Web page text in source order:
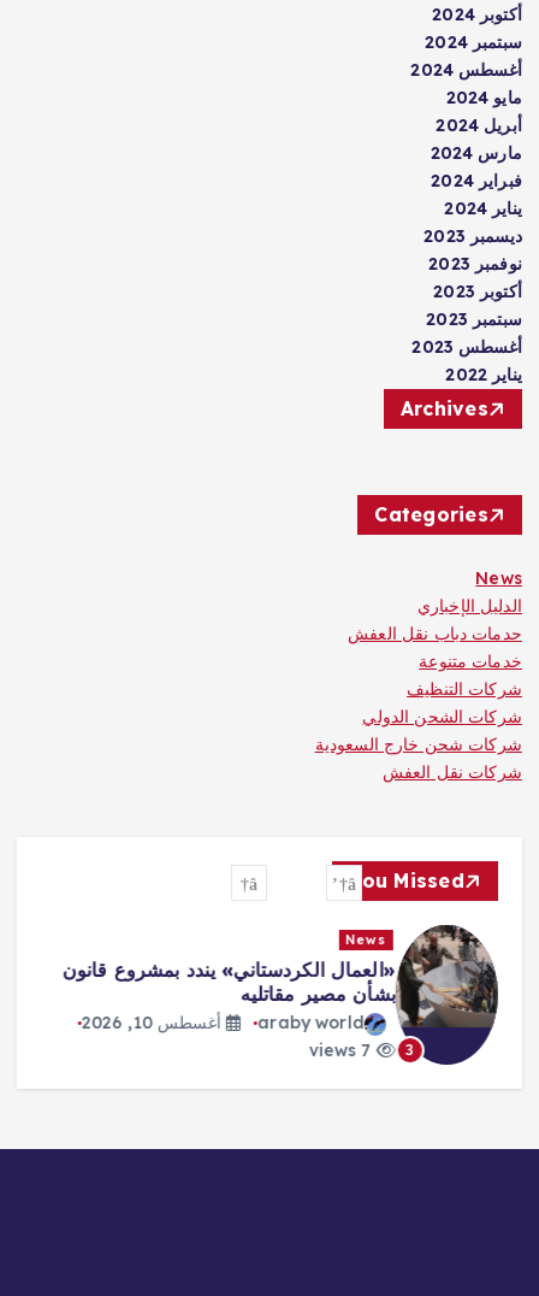
أكتوبر 2024
سبتمبر 2024
أغسطس 2024
مايو 2024
أبريل 2024
مارس 2024
فبراير 2024
يناير 2024
ديسمبر 2023
نوفمبر 2023
أكتوبر 2023
سبتمبر 2023
أغسطس 2023
يناير 2022
Archives
Categories
News
الدليل الإخباري
حدمات دباب نقل العفش
خدمات متنوعة
شركات التنظيف
شركات الشحن الدولي
شركات شحن خارج السعودية
شركات نقل العفش
You Missed
3
News
«العمال الكردستاني» يندد بمشروع قانون
بشأن مصير مقاتليه
araby world
أغسطس 10, 2026
7 views